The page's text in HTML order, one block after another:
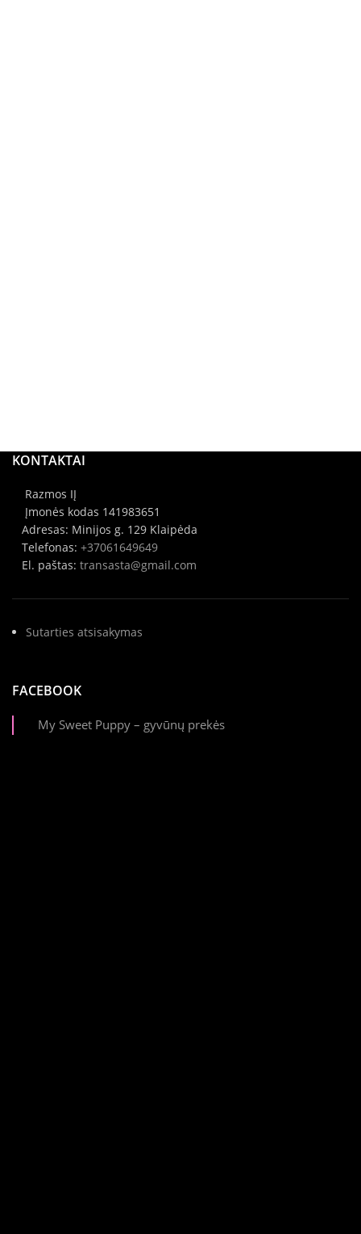
KONTAKTAI
Razmos IĮ
Įmonės kodas 141983651
Adresas: Minijos g. 129 Klaipėda
Telefonas: +37061649649
El. paštas: transasta@gmail.com
Sutarties atsisakymas
FACEBOOK
My Sweet Puppy – gyvūnų prekės